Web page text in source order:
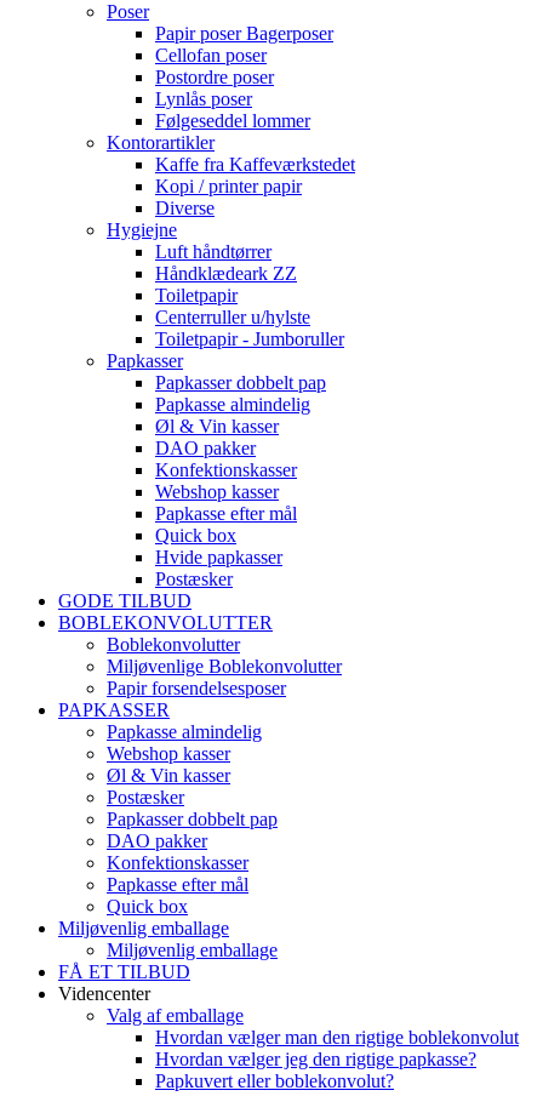
Poser
Papir poserBagerposer
Cellofan poser
Postordre poser
Lynlås poser
Følgeseddel lommer
Kontorartikler
Kaffe fra Kaffeværkstedet
Kopi / printer papir
Diverse
Hygiejne
Luft håndtørrer
Håndklædeark ZZ
Toiletpapir
Centerruller u/hylste
Toiletpapir - Jumboruller
Papkasser
Papkasser dobbelt pap
Papkasse almindelig
Øl & Vin kasser
DAO pakker
Konfektionskasser
Webshop kasser
Papkasse efter mål
Quick box
Hvide papkasser
Postæsker
GODE TILBUD
BOBLEKONVOLUTTER
Boblekonvolutter
Miljøvenlige Boblekonvolutter
Papir forsendelsesposer
PAPKASSER
Papkasse almindelig
Webshop kasser
Øl & Vin kasser
Postæsker
Papkasser dobbelt pap
DAO pakker
Konfektionskasser
Papkasse efter mål
Quick box
Miljøvenlig emballage
Miljøvenlig emballage
FÅ ET TILBUD
Videncenter
Valg af emballage
Hvordan vælger man den rigtige boblekonvolut
Hvordan vælger jeg den rigtige papkasse?
Papkuvert eller boblekonvolut?